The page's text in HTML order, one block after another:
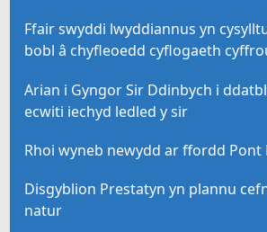
Ffair swyddi lwyddiannus yn
bobl â chyfleoedd cyflogaeth
Arian i Gyngor Sir Ddinbych i
ecwiti iechyd ledled y sir
Rhoi wyneb newydd ar ffordd Pont
Disgyblion Prestatyn yn plannu
natur